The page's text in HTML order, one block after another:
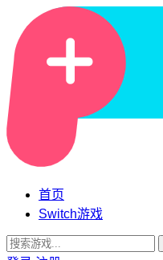
首页
Switch游戏